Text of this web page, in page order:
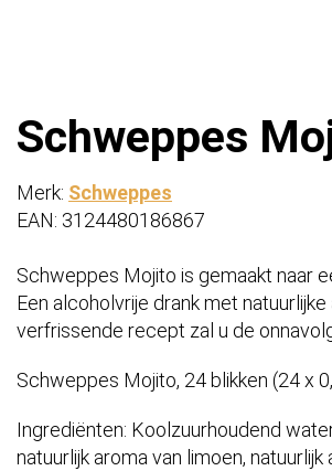
Schweppes
Merk: Schweppes
EAN: 3124480186867
Schweppes Mojito is gemaakt naar
Een alcoholvrije drank met
verfrissende recept zal u de
Schweppes Mojito, 24 blikken (24 x
Ingrediënten: Koolzuurhoudend
natuurlijk aroma van limoen,